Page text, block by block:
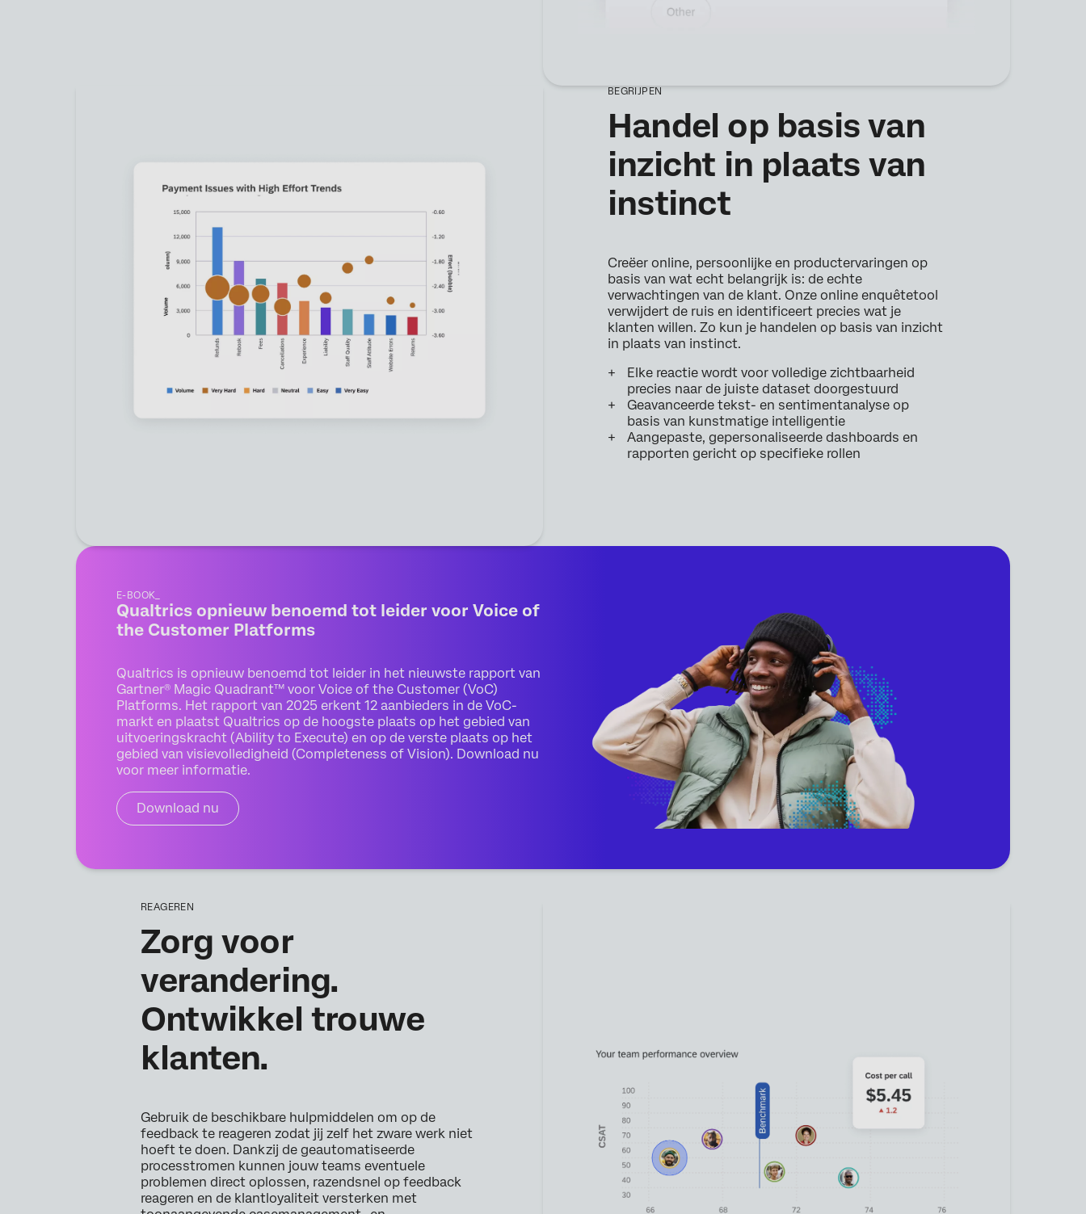
BEGRIJPEN
Handel op basis van
inzicht in plaats van
instinct
Creëer online, persoonlijke en productervaringen op
basis van wat echt belangrijk is: de echte
verwachtingen van de klant. Onze online enquêtetool
verwijdert de ruis en identificeert precies wat je
klanten willen. Zo kun je handelen op basis van inzicht
in plaats van instinct.
Elke reactie wordt voor volledige zichtbaarheid
precies naar de juiste dataset doorgestuurd
Geavanceerde tekst- en sentimentanalyse op
basis van kunstmatige intelligentie
Aangepaste, gepersonaliseerde dashboards en
rapporten gericht op specifieke rollen
E-BOOK_
Qualtrics opnieuw benoemd tot leider voor Voice of
the Customer Platforms
Qualtrics is opnieuw benoemd tot leider in het nieuwste rapport van
Gartner® Magic Quadrant™ voor Voice of the Customer (VoC)
Platforms. Het rapport van 2025 erkent 12 aanbieders in de VoC-
markt en plaatst Qualtrics op de hoogste plaats op het gebied van
uitvoeringskracht (Ability to Execute) en op de verste plaats op het
gebied van visievolledigheid (Completeness of Vision). Download nu
voor meer informatie.
Download nu
REAGEREN
Zorg voor
verandering.
Ontwikkel trouwe
klanten.
Gebruik de beschikbare hulpmiddelen om op de
feedback te reageren zodat jij zelf het zware werk niet
hoeft te doen. Dankzij de geautomatiseerde
processtromen kunnen jouw teams eventuele
problemen direct oplossen, razendsnel op feedback
reageren en de klantloyaliteit versterken met